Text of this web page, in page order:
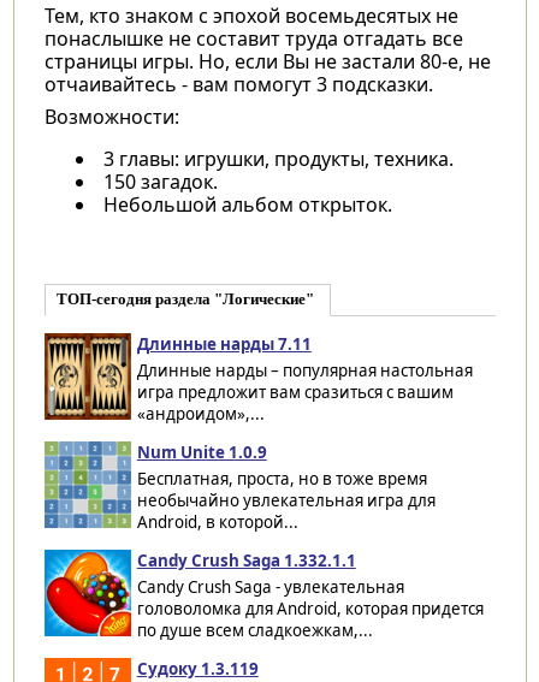
Тем, кто знаком с эпохой восемьдесятых не
понаслышке не составит труда отгадать все
страницы игры. Но, если Вы не застали 80-е, не
отчаивайтесь - вам помогут 3 подсказки.
Возможности:
3 главы: игрушки, продукты, техника.
150 загадок.
Небольшой альбом открыток.
ТОП-сегодня раздела "Логические"
Длинные нарды 7.11
Длинные нарды – популярная настольная
игра предложит вам сразиться с вашим
«андроидом»,...
Num Unite 1.0.9
Бесплатная, проста, но в тоже время
необычайно увлекательная игра для
Android, в которой...
Candy Crush Saga 1.332.1.1
Candy Crush Saga - увлекательная
головоломка для Android, которая придется
по душе всем сладкоежкам,...
Судоку 1.3.119